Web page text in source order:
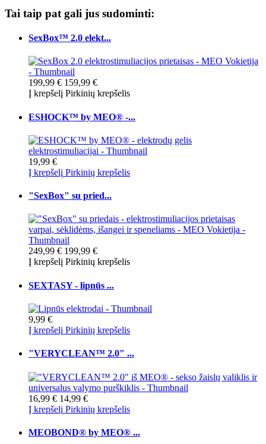
Tai taip pat gali jus sudominti:
SexBox™ 2.0 elekt...
199,99 € 159,99 €
Į krepšelį Pirkinių krepšelis
ESHOCK™ by MEO® -...
19,99 €
Į krepšelį Pirkinių krepšelis
"SexBox" su pried...
249,99 € 199,99 €
Į krepšelį Pirkinių krepšelis
SEXTASY - lipnūs ...
9,99 €
Į krepšelį Pirkinių krepšelis
"VERYCLEAN™ 2.0" ...
16,99 € 14,99 €
Į krepšelį Pirkinių krepšelis
MEOBOND® by MEO® ...